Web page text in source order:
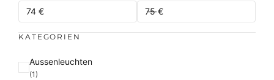
KATEGORIEN
K
a
Aussenleuchten
(1)